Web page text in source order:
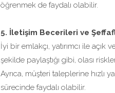
öğrenmek de faydalı olabilir.
5. İletişim Becerileri ve
İyi bir emlakçı, yatırımcı ile
şekilde paylaştığı gibi, olası
Ayrıca, müşteri taleplerine hızlı
sürecinde faydalı olabilir.